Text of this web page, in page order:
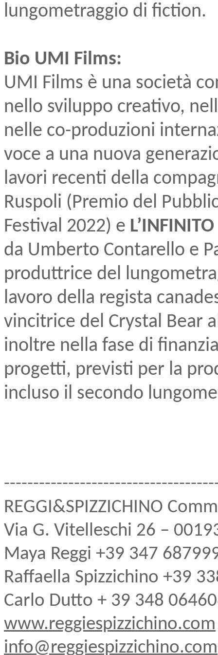
lungometraggio di fiction.
Bio UMI Films:
UMI Films è una società
nello sviluppo creativo,
nelle co-produzioni
voce a una nuova
lavori recenti della
Ruspoli (Premio del
Festival 2022) e L’INFINITO
da Umberto Contarello e
produttrice del
lavoro della regista
vincitrice del Crystal Bear
inoltre nella fase di
progetti, previsti per la
incluso il secondo
------------------------------
REGGI&SPIZZICHINO
Via G. Vitelleschi 26 –
Maya Reggi +39 347
Raffaella Spizzichino +39
Carlo Dutto + 39 348
www.reggiespizzichino.com
info@reggiespizzichino.com